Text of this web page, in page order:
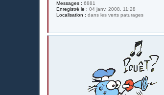
Messages : 6881
Enregistré le : 04 janv. 2008, 11:28
Localisation : dans les verts paturages